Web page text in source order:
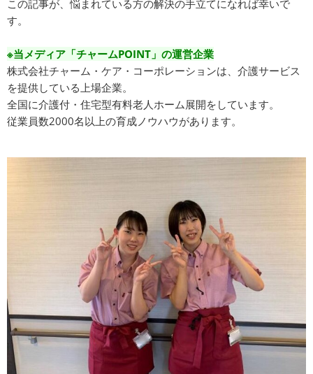
この記事が、悩まれている方の解決の手立てになれば幸いで
す。
※当メディア「チャームPOINT」の運営企業
株式会社チャーム・ケア・コーポレーションは、介護サービス
を提供している上場企業。
全国に介護付・住宅型有料老人ホーム展開をしています。
従業員数2000名以上の育成ノウハウがあります。